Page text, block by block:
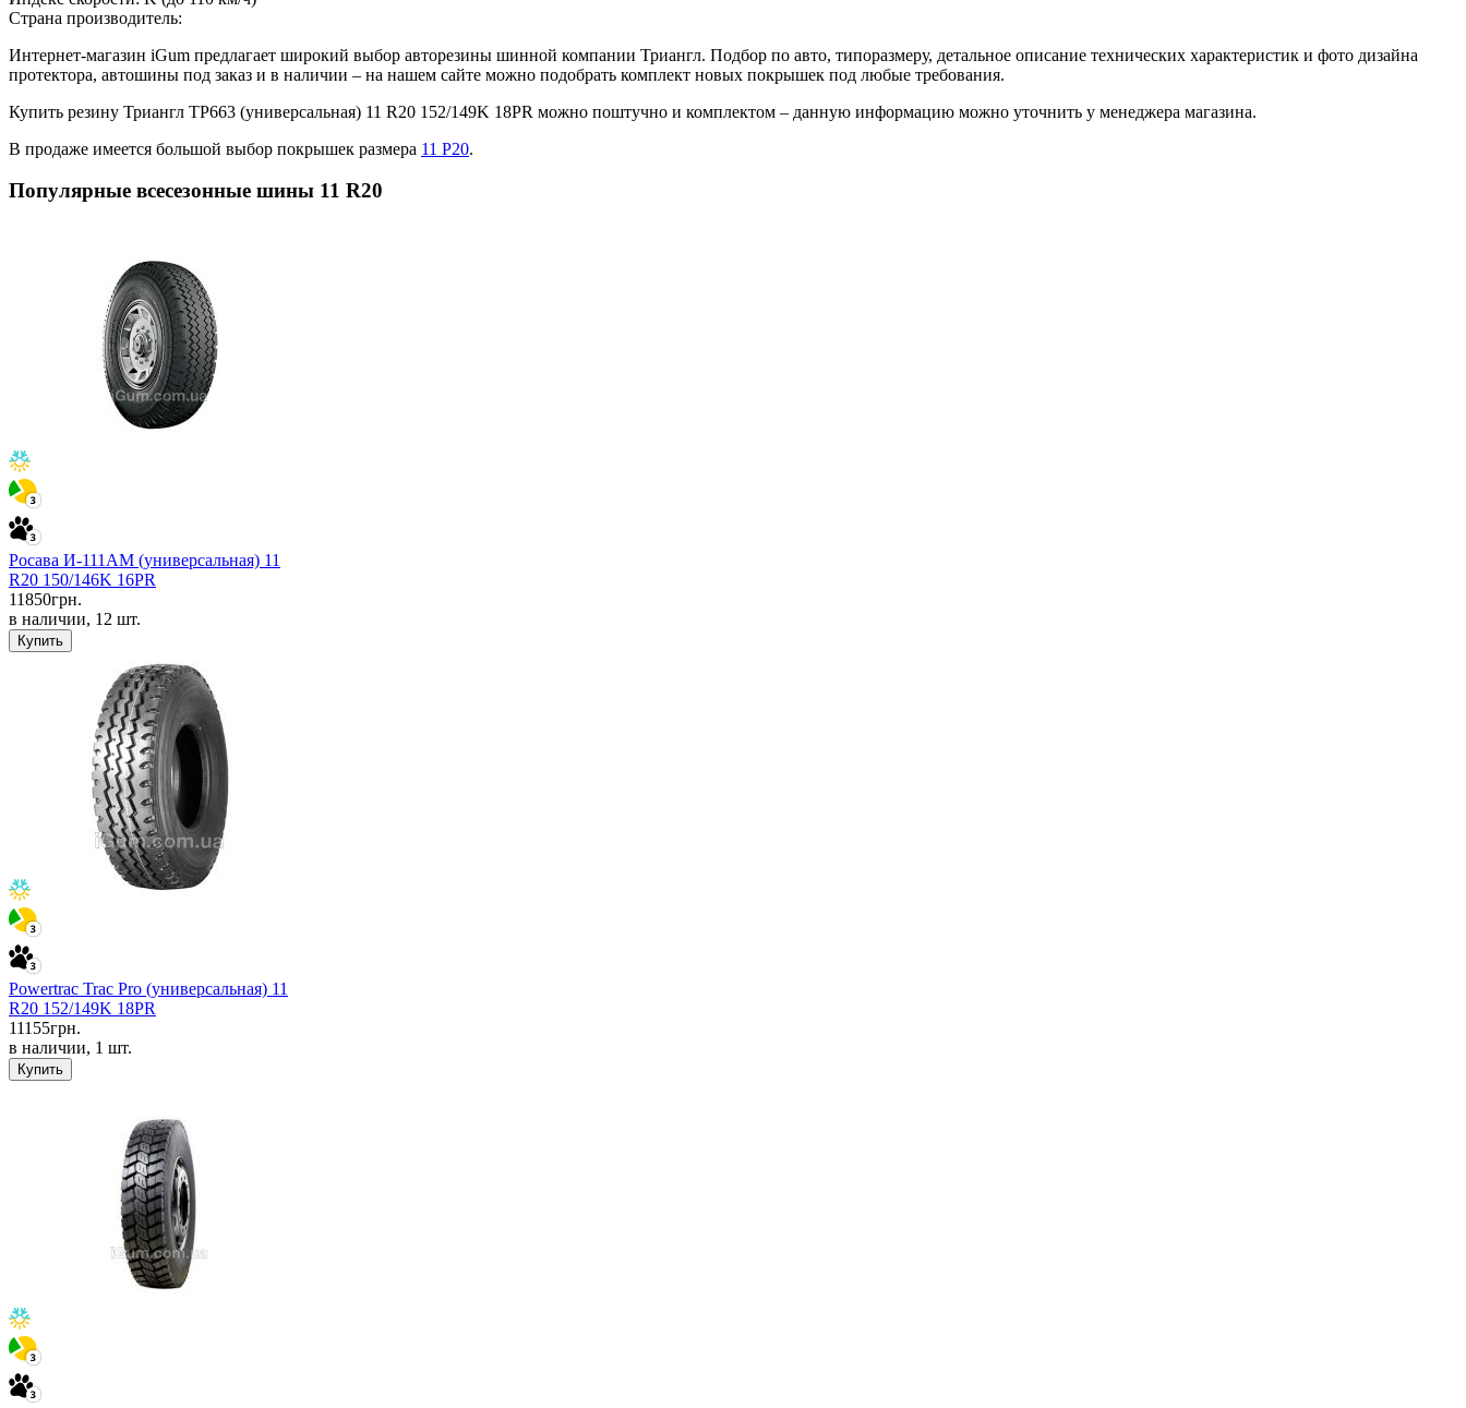
Страна производитель:
Интернет-магазин iGum предлагает широкий выбор авторезины шинной компании Триангл. Подбор по авто, типоразмеру, детальное описание технических характеристик и фото дизайна
протектора, автошины под заказ и в наличии – на нашем сайте можно подобрать комплект новых покрышек под любые требования.
Купить резину Триангл ТР663 (универсальная) 11 R20 152/149K 18PR можно поштучно и комплектом – данную информацию можно уточнить у менеджера магазина.
В продаже имеется большой выбор покрышек размера 11 Р20.
Популярные всесезонные шины 11 R20
Росава И-111АМ (универсальная) 11
R20 150/146K 16PR
11850грн.
в наличии, 12 шт.
Купить
Powertrac Trac Pro (универсальная) 11
R20 152/149K 18PR
11155грн.
в наличии, 1 шт.
Купить